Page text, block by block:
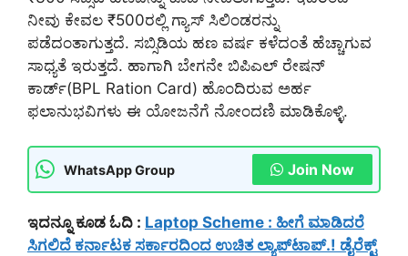
ನೀವು ಕೇವಲ ₹500ರಲ್ಲಿ ಗ್ಯಾಸ್ ಸಿಲಿಂಡರನ್ನು
ಪಡೆದಂತಾಗುತ್ತದೆ. ಸಬ್ಸಿಡಿಯ ಹಣ ವರ್ಷ ಕಳೆದಂತೆ ಹೆಚ್ಚಾಗುವ
ಸಾಧ್ಯತೆ ಇರುತ್ತದೆ. ಹಾಗಾಗಿ ಬೇಗನೇ ಬಿಪಿಎಲ್ ರೇಷನ್
ಕಾರ್ಡ್(BPL Ration Card) ಹೊಂದಿರುವ ಅರ್ಹ
ಫಲಾನುಭವಿಗಳು ಈ ಯೋಜನೆಗೆ ನೋಂದಣಿ ಮಾಡಿಕೊಳ್ಳಿ.
WhatsApp Group Join Now
ಇದನ್ನೂ ಕೂಡ ಓದಿ : Laptop Scheme : ಹೀಗೆ ಮಾಡಿದರೆ
ಸಿಗಲಿದೆ ಕರ್ನಾಟಕ ಸರ್ಕಾರದಿಂದ ಉಚಿತ ಲ್ಯಾಪ್‌ಟಾಪ್.! ಡೈರೆಕ್ಟ್